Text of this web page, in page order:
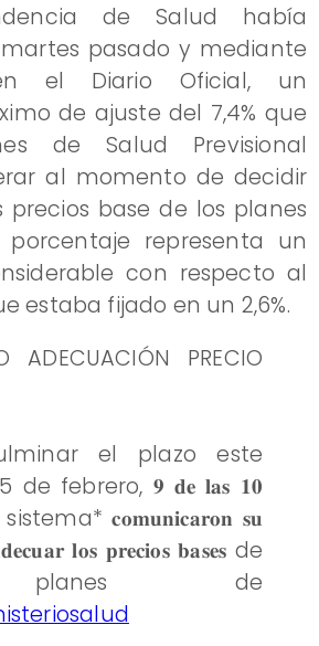
de Salud había
pasado y mediante
el Diario Oficial, un
de ajuste del 7,4% que
de Salud Previsional
al momento de decidir
base de los planes
porcentaje representa un
con respecto al
estaba fijado en un 2,6%.
ADECUACIÓN PRECIO
el plazo este
de febrero, 𝟗 𝐝𝐞 𝐥𝐚𝐬 𝟏𝟎
𝐜𝐨𝐦𝐮𝐧𝐢𝐜𝐚𝐫𝐨𝐧 𝐬𝐮
𝐥𝐨𝐬 𝐩𝐫𝐞𝐜𝐢𝐨𝐬 𝐛𝐚𝐬𝐞𝐬 de
de